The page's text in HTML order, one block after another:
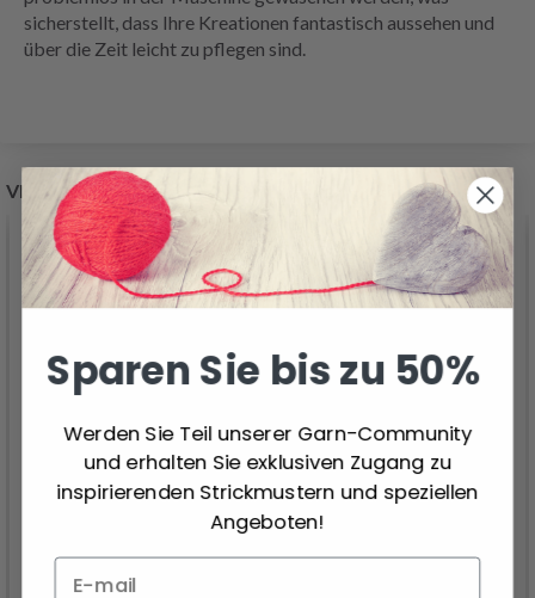
sicherstellt, dass Ihre Kreationen fantastisch aussehen und
über die Zeit leicht zu pflegen sind.
VERWANDTE PRODUKTE
LINDEHOBBY INSPIRE
LINDEHOBBY RIBBON
Sparen Sie bis zu 50%
Werden Sie Teil unserer Garn-Community
und erhalten Sie exklusiven Zugang zu
inspirierenden Strickmustern und speziellen
Angeboten!